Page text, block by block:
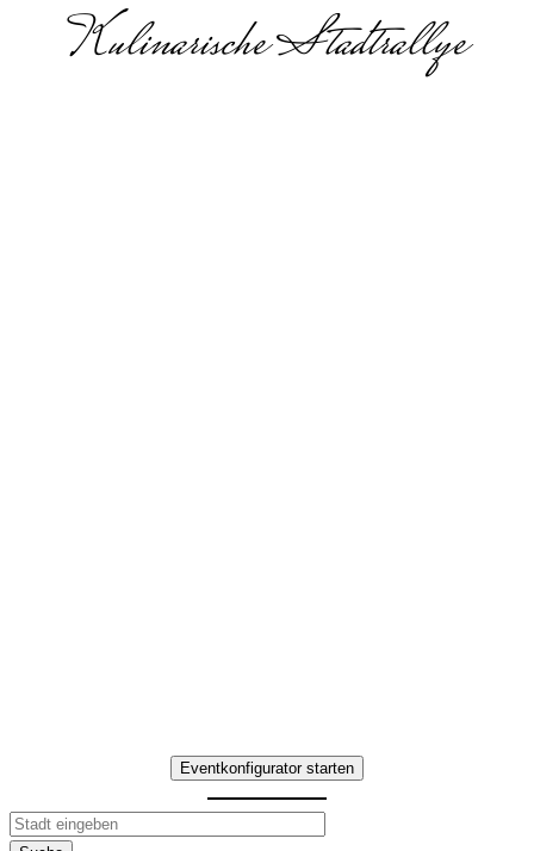
Kulinarische Stadtrallye
Eventkonfigurator starten